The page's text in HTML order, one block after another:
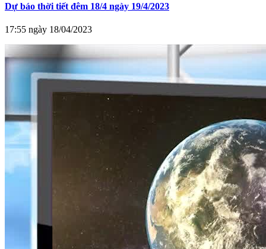
Dự báo thời tiết đêm 18/4 ngày 19/4/2023
17:55 ngày 18/04/2023